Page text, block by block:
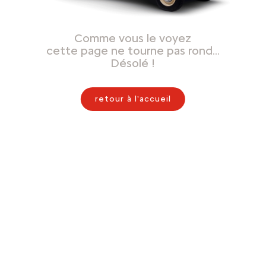
Comme vous le voyez
cette page ne tourne pas rond…
Désolé !
retour à l'accueil